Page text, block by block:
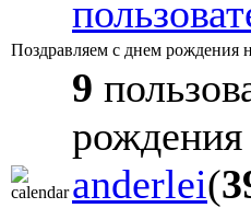
Поздравляем с днем рождения
9
рождения
anderlei(